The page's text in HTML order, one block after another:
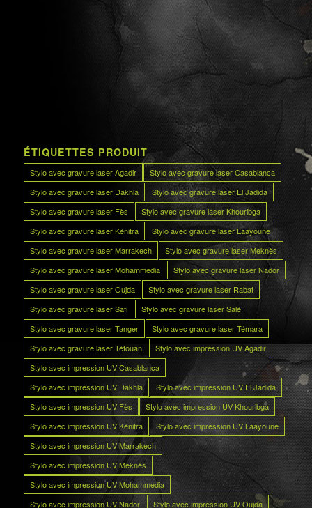
ÉTIQUETTES PRODUIT
Stylo avec gravure laser Agadir
Stylo avec gravure laser Casablanca
Stylo avec gravure laser Dakhla
Stylo avec gravure laser El Jadida
Stylo avec gravure laser Fès
Stylo avec gravure laser Khouribga
Stylo avec gravure laser Kénitra
Stylo avec gravure laser Laayoune
Stylo avec gravure laser Marrakech
Stylo avec gravure laser Meknès
Stylo avec gravure laser Mohammedia
Stylo avec gravure laser Nador
Stylo avec gravure laser Oujda
Stylo avec gravure laser Rabat
Stylo avec gravure laser Safi
Stylo avec gravure laser Salé
Stylo avec gravure laser Tanger
Stylo avec gravure laser Témara
Stylo avec gravure laser Tétouan
Stylo avec impression UV Agadir
Stylo avec impression UV Casablanca
Stylo avec impression UV Dakhla
Stylo avec impression UV El Jadida
Stylo avec impression UV Fès
Stylo avec impression UV Khouribga
Stylo avec impression UV Kénitra
Stylo avec impression UV Laayoune
Stylo avec impression UV Marrakech
Stylo avec impression UV Meknès
Stylo avec impression UV Mohammedia
Stylo avec impression UV Nador
Stylo avec impression UV Oujda